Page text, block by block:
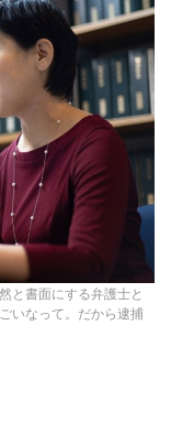
と書面にする弁護士と
いなって。だから逮捕